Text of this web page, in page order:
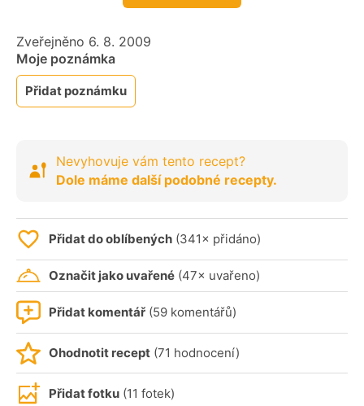
Zveřejněno 6. 8. 2009
Moje poznámka
Přidat poznámku
Nevyhovuje vám tento recept?
Dole máme další podobné recepty.
Přidat do oblíbených (341× přidáno)
Označit jako uvařené (47× uvařeno)
Přidat komentář (59 komentářů)
Ohodnotit recept (71 hodnocení)
Přidat fotku (11 fotek)